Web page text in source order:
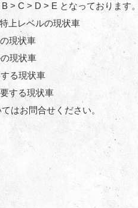
> C > D > E となっております
上レベルの現状車
現状車
現状車
る現状車
する現状車
はお問合せください。